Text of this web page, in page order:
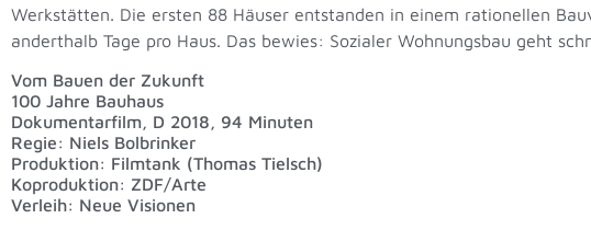
Werkstätten. Die ersten 88 Häuser entstanden in einem rationellen
anderthalb Tage pro Haus. Das bewies: Sozialer Wohnungsbau geht
Vom Bauen der Zukunft
100 Jahre Bauhaus
Dokumentarfilm, D 2018, 94 Minuten
Regie: Niels Bolbrinker
Produktion: Filmtank (Thomas Tielsch)
Koproduktion: ZDF/Arte
Verleih: Neue Visionen